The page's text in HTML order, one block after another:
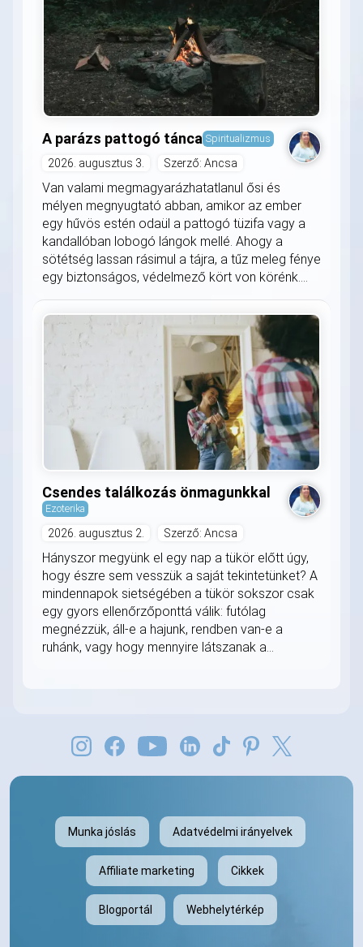
A parázs pattogó tánca Spiritualizmus
2026. augusztus 3. Szerző: Ancsa
Van valami megmagyarázhatatlanul ősi és
mélyen megnyugtató abban, amikor az ember
egy hűvös estén odaül a pattogó tüzifa vagy a
kandallóban lobogó lángok mellé. Ahogy a
sötétség lassan rásimul a tájra, a tűz meleg fénye
egy biztonságos, védelmező kört von körénk....
Csendes találkozás önmagunkkal
Ezoterika
2026. augusztus 2. Szerző: Ancsa
Hányszor megyünk el egy nap a tükör előtt úgy,
hogy észre sem vesszük a saját tekintetünket? A
mindennapok sietségében a tükör sokszor csak
egy gyors ellenőrzőponttá válik: futólag
megnézzük, áll-e a hajunk, rendben van-e a
ruhánk, vagy hogy mennyire látszanak a...
Munka jóslás Adatvédelmi irányelvek
Affiliate marketing Cikkek
Blogportál Webhelytérkép